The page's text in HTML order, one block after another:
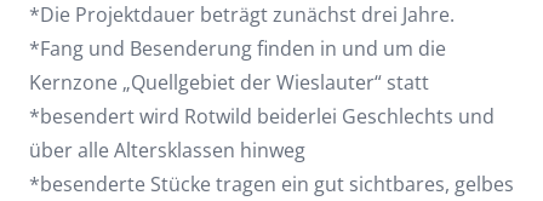
*Die Projektdauer beträgt zunächst drei Jahre.
*Fang und Besenderung finden in und um die
Kernzone „Quellgebiet der Wieslauter“ statt
*besendert wird Rotwild beiderlei Geschlechts und
über alle Altersklassen hinweg
*besenderte Stücke tragen ein gut sichtbares, gelbes